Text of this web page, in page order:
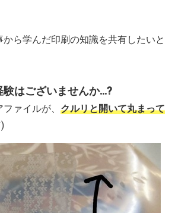
ら学んだ印刷の知識を共有したいと
験はございませんか…?
ァイルが、 クルリと開いて丸まって